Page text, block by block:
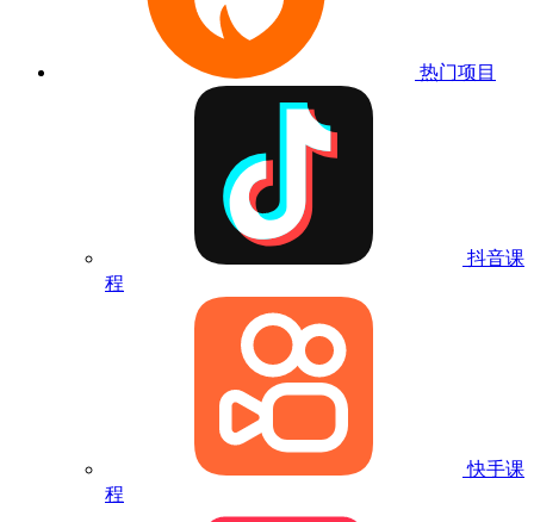
热门项目
抖音课
程
快手课
程